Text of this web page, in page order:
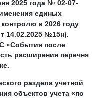
2025 года № 02-07-
единых
в 2026 году
14.02.2025 №15н).
«События после
расширения перечня
раздела учетной
объектов учета «по